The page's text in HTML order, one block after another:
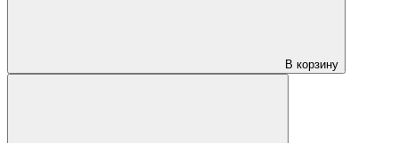
В корзину